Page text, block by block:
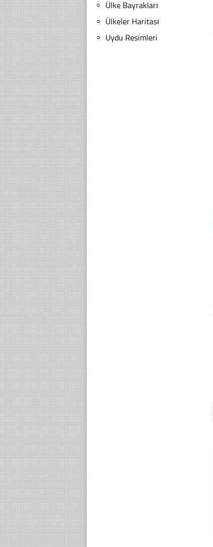
Ülke Bayrakları
Ülkeler Haritası
Uydu Resimleri